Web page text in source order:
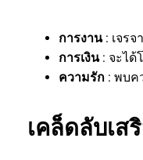
การงาน : เจรจ
การเงิน : จะไ
ความรัก : พบค
เคล็ดลับเส